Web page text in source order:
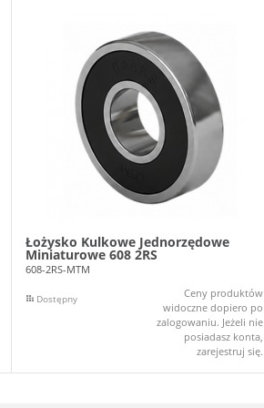
Łożysko Kulkowe Jednorzędowe
Miniaturowe 608 2RS
608-2RS-MTM
Dostępny
Ceny produktów
widoczne dopiero po
zalogowaniu. Jeżeli nie
posiadasz konta,
zarejestruj się.